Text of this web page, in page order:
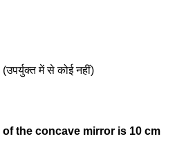
में से कोई नहीं)
the concave mirror is 10 cm